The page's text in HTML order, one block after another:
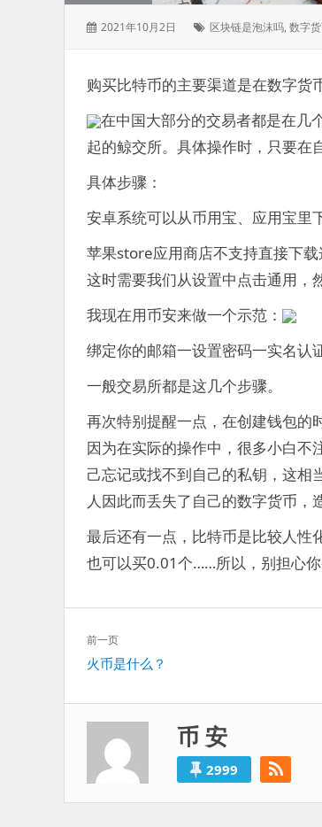
发
2021年10月2日
标
区块链是泡沫吗,数字
购买比特币的主要渠道是在数字货
在中国大部分的交易者都是在几
起的鲸交所。具体操作时，只要在
具体步骤：
安卓系统可以从币用宝、应用宝里
苹果store应用商店不支持直接下
这时需要我们从设置中点击通用，
我现在用币安来做一个示范：
绑定你的邮箱一设置密码一实名认
一般交易所都是这几个步骤。
再次特别提醒一点，在创建钱包的
因为在实际的操作中，很多小白不
己忘记或找不到自己的私钥，这相
人因此而丢失了自己的数字货币，
最后还有一点，比特币是比较人性
也可以买0.01个……所以，别担心你
文
章
导
航
前一页
上
篇：
火币是什么？
币 安
2999